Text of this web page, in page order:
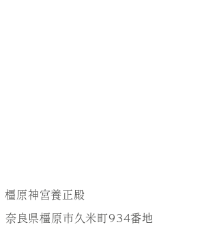
橿原神宮養正殿
良県橿原市久米町934番地